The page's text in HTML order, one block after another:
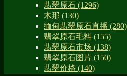
翡翠原石 (1296)
木那 (130)
缅甸翡翠原石直播 (280)
翡翠原石毛料 (155)
翡翠原石市场 (138)
翡翠原石图片 (150)
翡翠价格 (140)